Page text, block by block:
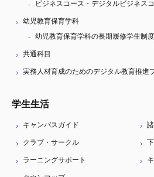
ビジネスコース・デジタルビジネス
幼児教育保育学科
幼児教育保育学科の長期履修学生制
共通科目
実務人材育成のためのデジタル教育推進
学生生活
キャンパスガイド
クラブ・サークル
ラーニングサポート